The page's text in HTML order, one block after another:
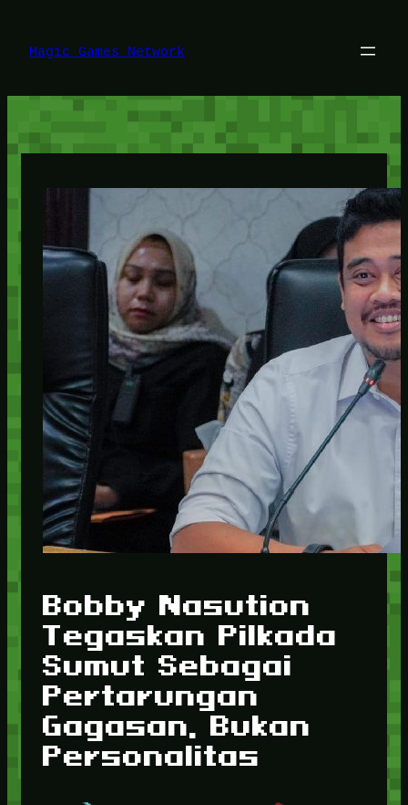
konten
Magic Games Network
Bobby Nasution
Tegaskan Pilkada
Sumut Sebagai
Pertarungan
Gagasan, Bukan
Personalitas